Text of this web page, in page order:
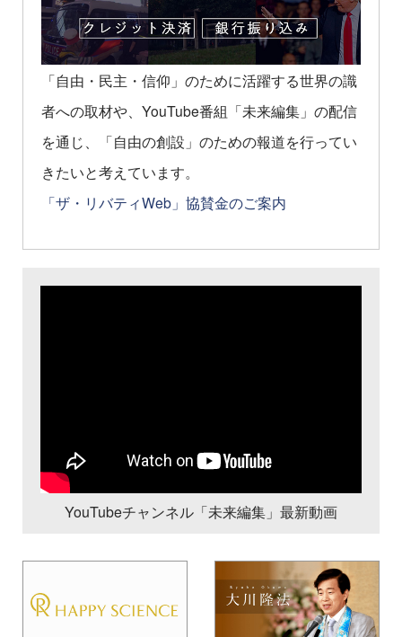
「自由・民主・信仰」のために活躍する世界の識
者への取材や、YouTube番組「未来編集」の配信
を通じ、「自由の創設」のための報道を行ってい
きたいと考えています。
「ザ・リバティWeb」協賛金のご案内
YouTubeチャンネル「未来編集」最新動画